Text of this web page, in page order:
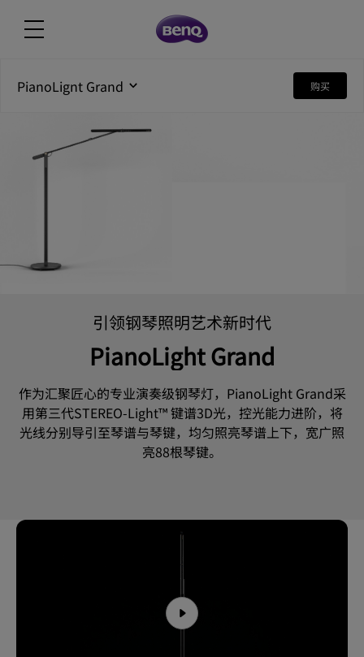
PianoLignt Grand 购买
引领钢琴照明艺术新时代
PianoLight Grand
作为汇聚匠心的专业演奏级钢琴灯，PianoLight Grand采
用第三代STEREO-Light™ 键谱3D光，控光能力进阶，将
光线分别导引至琴谱与琴键，均匀照亮琴谱上下，宽广照
亮88根琴键。